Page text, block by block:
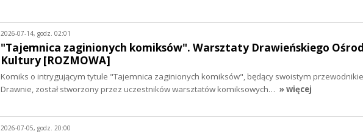
2026-07-14, godz. 02:01
"Tajemnica zaginionych komiksów". Warsztaty Drawieńskiego
Kultury [ROZMOWA]
Komiks o intrygującym tytule "Tajemnica zaginionych komiksów", będący swoistym
Drawnie, został stworzony przez uczestników warsztatów komiksowych… » więcej
2026-07-05, godz. 20:00